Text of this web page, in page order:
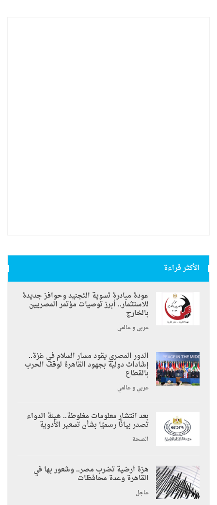
الأكثر قراءة
عودة مبادرة تسوية التجنيد وحوافز جديدة
للاستثمار.. أبرز توصيات مؤتمر المصريين
بالخارج
عربي و عالمي
الدور المصري يقود مسار السلام في غزة..
إشادات دولية بجهود القاهرة لوقف الحرب
بالقطاع
عربي و عالمي
بعد انتشار معلومات مغلوطة.. هيئة الدواء
تصدر بيانًا رسميًا بشأن تسعير الأدوية
الصحة
هزة أرضية تضرب مصر.. وشعور بها في
القاهرة وعدة محافظات
عاجل